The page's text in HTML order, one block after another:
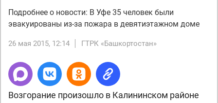
Подробнее о новости: В Уфе 35 человек были
эвакуированы из-за пожара в девятиэтажном доме
26 мая 2015, 12:14 ГТРК «Башкортостан»
Возгорание произошло в Калининском районе